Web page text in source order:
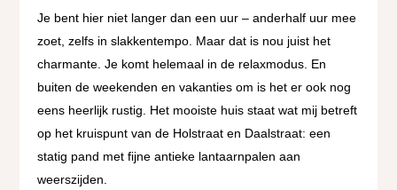
Je bent hier niet langer dan een uur – anderhalf uur mee
zoet, zelfs in slakkentempo. Maar dat is nou juist het
charmante. Je komt helemaal in de relaxmodus. En
buiten de weekenden en vakanties om is het er ook nog
eens heerlijk rustig. Het mooiste huis staat wat mij betreft
op het kruispunt van de Holstraat en Daalstraat: een
statig pand met fijne antieke lantaarnpalen aan
weerszijden.